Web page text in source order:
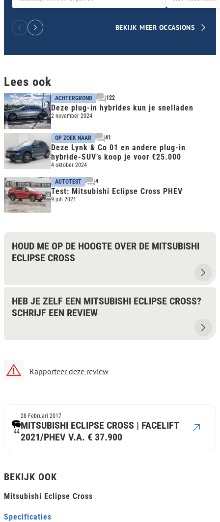
BEKIJK MEER OCCASIONS
Lees ook
ACHTERGROND 122
Deze plug-in hybrides kun je snelladen
2 november 2024
OP ZOEK NAAR 41
Deze Lynk & Co 01 en andere plug-in
hybride-SUV’s koop je voor €25.000
4 oktober 2024
AUTOTEST 4
Test: Mitsubishi Eclipse Cross PHEV
9 juli 2021
HOUD ME OP DE HOOGTE OVER DE MITSUBISHI
ECLIPSE CROSS
HEB JE ZELF EEN MITSUBISHI ECLIPSE CROSS?
SCHRIJF EEN REVIEW
Rapporteer deze review
44
MITSUBISHI ECLIPSE CROSS | FACELIFT
2021/PHEV V.A. € 37.900
28 Februari 2017
BEKIJK OOK
Mitsubishi Eclipse Cross
Specificaties